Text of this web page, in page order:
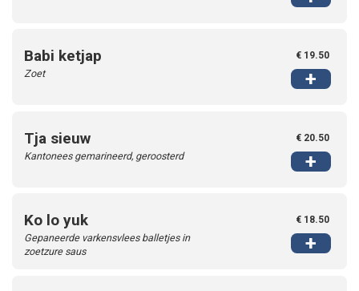
Babi ketjap
Zoet
€ 19.50
+
Tja sieuw
Kantonees gemarineerd, geroosterd
€ 20.50
+
Ko lo yuk
Gepaneerde varkensvlees balletjes in
zoetzure saus
€ 18.50
+